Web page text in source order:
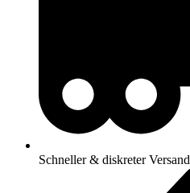
Schneller & diskreter Versand